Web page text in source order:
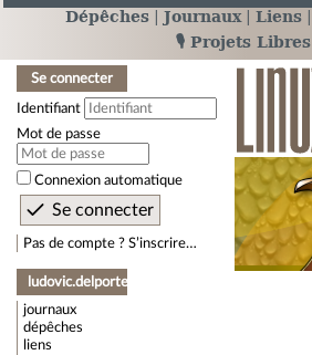
Dépêches Journaux Liens
🎙️ Projets Libres
Se connecter
Identifiant
Mot de passe
Connexion automatique
Pas de compte ? S’inscrire…
ludovic.delporte
journaux
dépêches
liens